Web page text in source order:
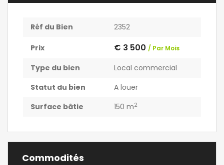
Réf du Bien 2352
Prix € 3 500 / Par Mois
Type du bien
Local commercial
Statut du bien
A louer
Surface bâtie
150 m2
Commodités